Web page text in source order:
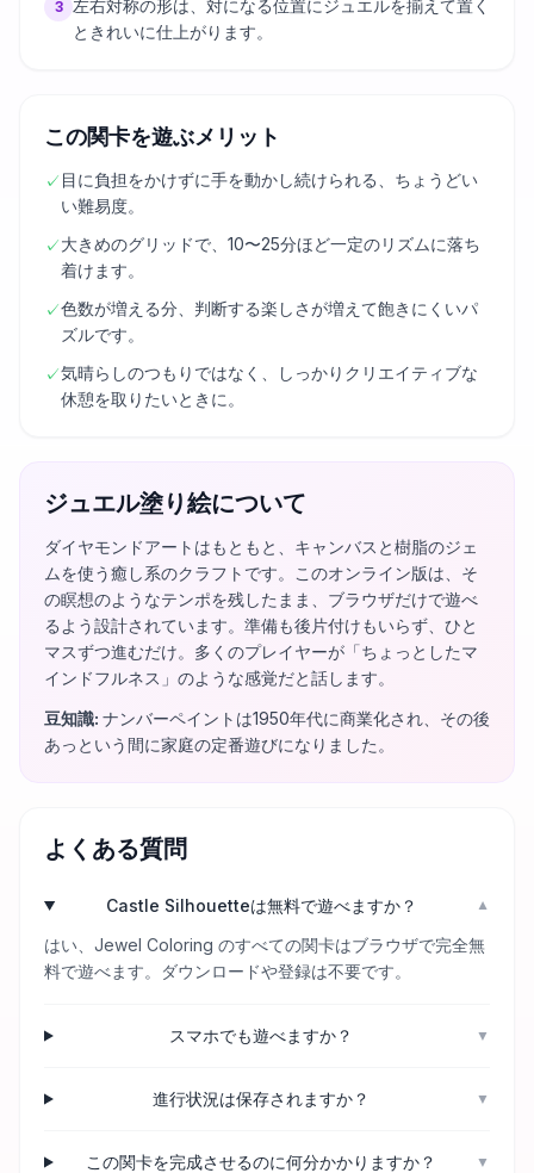
3
左右対称の形は、対になる位置にジュエルを揃えて置く
ときれいに仕上がります。
この関卡を遊ぶメリット
✓ 目に負担をかけずに手を動かし続けられる、ちょうどい
い難易度。
✓大きめのグリッドで、10〜25分ほど一定のリズムに落ち
着けます。
✓色数が増える分、判断する楽しさが増えて飽きにくいパ
ズルです。
✓気晴らしのつもりではなく、しっかりクリエイティブな
休憩を取りたいときに。
ジュエル塗り絵について
ダイヤモンドアートはもともと、キャンバスと樹脂のジェ
ムを使う癒し系のクラフトです。このオンライン版は、そ
の瞑想のようなテンポを残したまま、ブラウザだけで遊べ
るよう設計されています。準備も後片付けもいらず、ひと
マスずつ進むだけ。多くのプレイヤーが「ちょっとしたマ
インドフルネス」のような感覚だと話します。
豆知識: ナンバーペイントは1950年代に商業化され、その後
あっという間に家庭の定番遊びになりました。
よくある質問
Castle Silhouetteは無料で遊べますか？ ▼
はい、Jewel Coloring のすべての関卡はブラウザで完全無
料で遊べます。ダウンロードや登録は不要です。
スマホでも遊べますか？ ▼
進行状況は保存されますか？ ▼
この関卡を完成させるのに何分かかりますか？ ▼